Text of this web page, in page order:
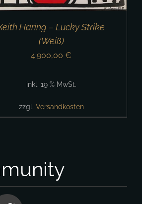
Haring – Lucky Strike
(Weiß)
4.900,00 €
inkl. 19 % MwSt.
zzgl. Versandkosten